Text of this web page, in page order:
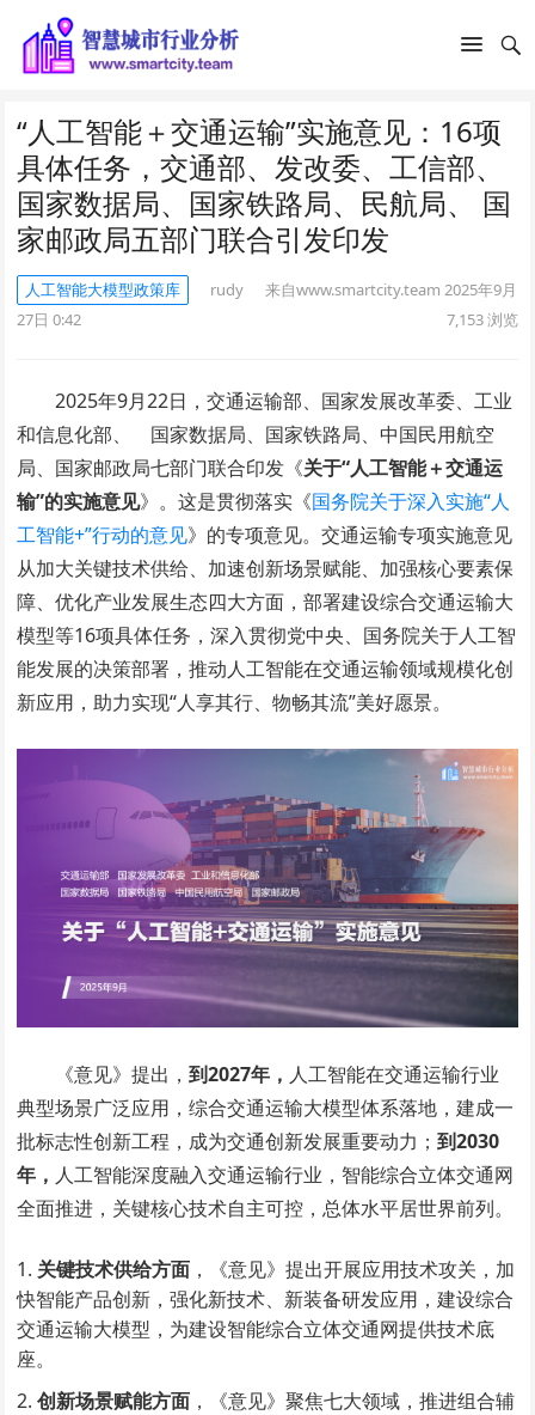
“人工智能＋交通运输”实施意见：16项
具体任务，交通部、发改委、工信部、
国家数据局、国家铁路局、民航局、 国
家邮政局五部门联合引发印发
人工智能大模型政策库 rudy 来自www.smartcity.team 2025年9月
27日 0:42
7,153浏览
2025年9月22日，交通运输部、国家发展改革委、工业
和信息化部、 国家数据局、国家铁路局、中国民用航空
局、国家邮政局七部门联合印发《关于“人工智能＋交通运
输”的实施意见》。这是贯彻落实《国务院关于深入实施“人
工智能+”行动的意见》的专项意见。交通运输专项实施意见
从加大关键技术供给、加速创新场景赋能、加强核心要素保
障、优化产业发展生态四大方面，部署建设综合交通运输大
模型等16项具体任务，深入贯彻党中央、国务院关于人工智
能发展的决策部署，推动人工智能在交通运输领域规模化创
新应用，助力实现“人享其行、物畅其流”美好愿景。
《意见》提出，到2027年， 人工智能在交通运输行业
典型场景广泛应用，综合交通运输大模型体系落地，建成一
批标志性创新工程，成为交通创新发展重要动力；到2030
年， 人工智能深度融入交通运输行业，智能综合立体交通网
全面推进，关键核心技术自主可控，总体水平居世界前列。
关键技术供给方面 ，《意见》提出开展应用技术攻关，加
快智能产品创新，强化新技术、新装备研发应用，建设综合
交通运输大模型，为建设智能综合立体交通网提供技术底
座。
创新场景赋能方面 ，《意见》聚焦七大领域，推进组合辅